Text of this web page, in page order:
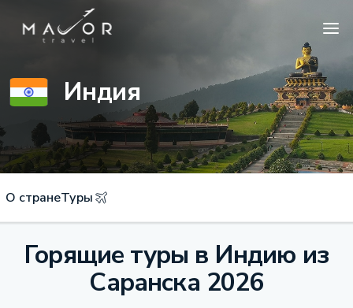
Индия
О странеТуры
Горящие туры в Индию из
Саранска 2026